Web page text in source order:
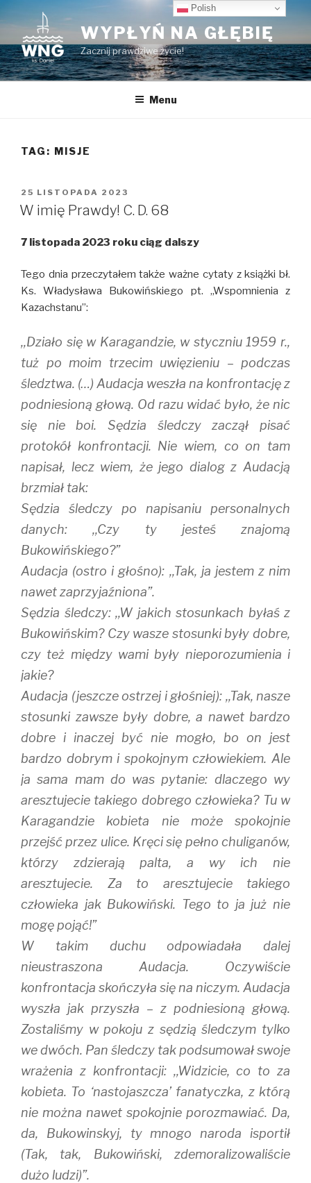
Przeskocz
do
treści
WYPŁYŃ NA GŁĘBIĘ
Zacznij prawdziwe życie!
Menu
TAG: MISJE
OPUBLIKOWANE
W
25 LISTOPADA 2023
W imię Prawdy! C. D. 68
7 listopada 2023 roku ciąg dalszy
Tego dnia przeczytałem także ważne cytaty z książki bł.
Ks. Władysława Bukowińskiego pt. ,,Wspomnienia z
Kazachstanu”:
,,Działo się w Karagandzie, w styczniu 1959 r.,
tuż po moim trzecim uwięzieniu – podczas
śledztwa. (…) Audacja weszła na konfrontację z
podniesioną głową. Od razu widać było, że nic
się nie boi. Sędzia śledczy zaczął pisać
protokół konfrontacji. Nie wiem, co on tam
napisał, lecz wiem, że jego dialog z Audacją
brzmiał tak:
Sędzia śledczy po napisaniu personalnych
danych: ,,Czy ty jesteś znajomą
Bukowińskiego?”
Audacja (ostro i głośno): ,,Tak, ja jestem z nim
nawet zaprzyjaźniona”.
Sędzia śledczy: ,,W jakich stosunkach byłaś z
Bukowińskim? Czy wasze stosunki były dobre,
czy też między wami były nieporozumienia i
jakie?
Audacja (jeszcze ostrzej i głośniej): ,,Tak, nasze
stosunki zawsze były dobre, a nawet bardzo
dobre i inaczej być nie mogło, bo on jest
bardzo dobrym i spokojnym człowiekiem. Ale
ja sama mam do was pytanie: dlaczego wy
aresztujecie takiego dobrego człowieka? Tu w
Karagandzie kobieta nie może spokojnie
przejść przez ulice. Kręci się pełno chuliganów,
którzy zdzierają palta, a wy ich nie
aresztujecie. Za to aresztujecie takiego
człowieka jak Bukowiński. Tego to ja już nie
mogę pojąć!”
W takim duchu odpowiadała dalej
nieustraszona Audacja. Oczywiście
konfrontacja skończyła się na niczym. Audacja
wyszła jak przyszła – z podniesioną głową.
Zostaliśmy w pokoju z sędzią śledczym tylko
we dwóch. Pan śledczy tak podsumował swoje
wrażenia z konfrontacji: ,,Widzicie, co to za
kobieta. To ‘nastojaszcza’ fanatyczka, z którą
nie można nawet spokojnie porozmawiać. Da,
da, Bukowinskyj, ty mnogo naroda isportił
(Tak, tak, Bukowiński, zdemoralizowaliście
dużo ludzi)”.
Polish